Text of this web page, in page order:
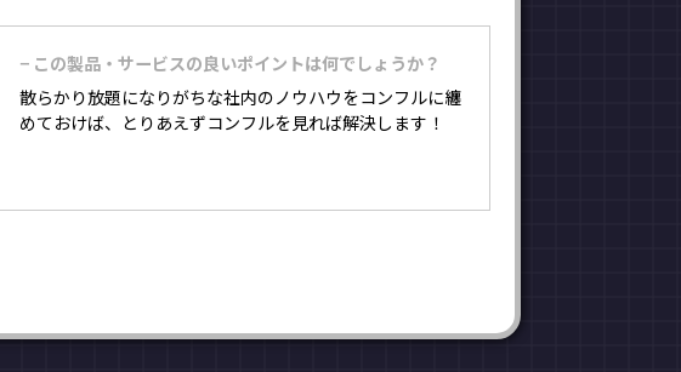
− この製品・サービスの良いポイントは何でしょうか？
散らかり放題になりがちな社内のノウハウをコンフルに纏
めておけば、とりあえずコンフルを見れば解決します！